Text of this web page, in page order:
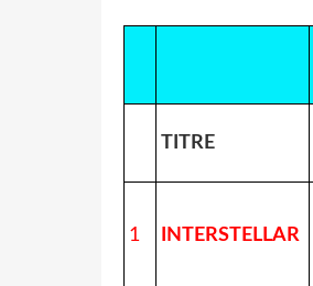
TITRE
1 INTERSTELLAR